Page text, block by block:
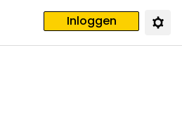
Inloggen